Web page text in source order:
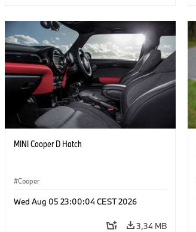
MINI Cooper D Hatch
Cooper
Wed Aug 05 23:00:04 CEST 2026
3,34 MB